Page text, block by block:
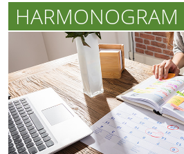
HARMONOGRAM